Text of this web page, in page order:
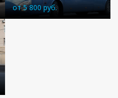
от 5 800 руб.